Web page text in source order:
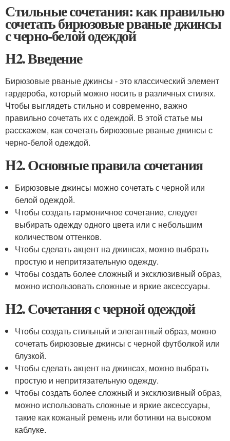
Стильные сочетания: как правильно
сочетать бирюзовые рваные джинсы
с черно-белой одеждой
H2. Введение
Бирюзовые рваные джинсы - это классический элемент
гардероба, который можно носить в различных стилях.
Чтобы выглядеть стильно и современно, важно
правильно сочетать их с одеждой. В этой статье мы
расскажем, как сочетать бирюзовые рваные джинсы с
черно-белой одеждой.
H2. Основные правила сочетания
Бирюзовые джинсы можно сочетать с черной или
белой одеждой.
Чтобы создать гармоничное сочетание, следует
выбирать одежду одного цвета или с небольшим
количеством оттенков.
Чтобы сделать акцент на джинсах, можно выбрать
простую и непритязательную одежду.
Чтобы создать более сложный и эксклюзивный образ,
можно использовать сложные и яркие аксессуары.
H2. Сочетания с черной одеждой
Чтобы создать стильный и элегантный образ, можно
сочетать бирюзовые джинсы с черной футболкой или
блузкой.
Чтобы сделать акцент на джинсах, можно выбрать
простую и непритязательную одежду.
Чтобы создать более сложный и эксклюзивный образ,
можно использовать сложные и яркие аксессуары,
такие как кожаный ремень или ботинки на высоком
каблуке.